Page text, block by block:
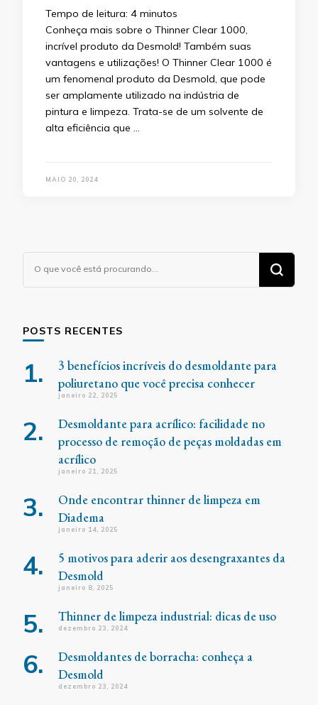
Tempo de leitura: 4 minutos
Conheça mais sobre o Thinner Clear 1000,
incrível produto da Desmold! Também suas
vantagens e utilizações! O Thinner Clear 1000 é
um fenomenal produto da Desmold, que pode
ser amplamente utilizado na indústria de
pintura e limpeza. Trata-se de um solvente de
alta eficiência que …
MAIO 20, 2024
algo?
POSTS RECENTES
3 benefícios incríveis do desmoldante para
poliuretano que você precisa conhecer
janeiro 22, 2025
Desmoldante para acrílico: facilidade no
processo de remoção de peças moldadas em
acrílico
janeiro 21, 2025
Onde encontrar thinner de limpeza em
Diadema
janeiro 14, 2025
5 motivos para aderir aos desengraxantes da
Desmold
janeiro 8, 2025
Thinner de limpeza industrial: dicas de uso
dezembro 23, 2024
Desmoldantes de borracha: conheça a
Desmold
dezembro 23, 2024